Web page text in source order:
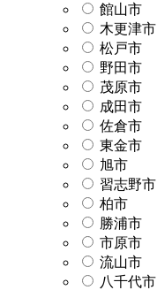
館山市
木更津市
松戸市
野田市
茂原市
成田市
佐倉市
東金市
旭市
習志野市
柏市
勝浦市
市原市
流山市
八千代市